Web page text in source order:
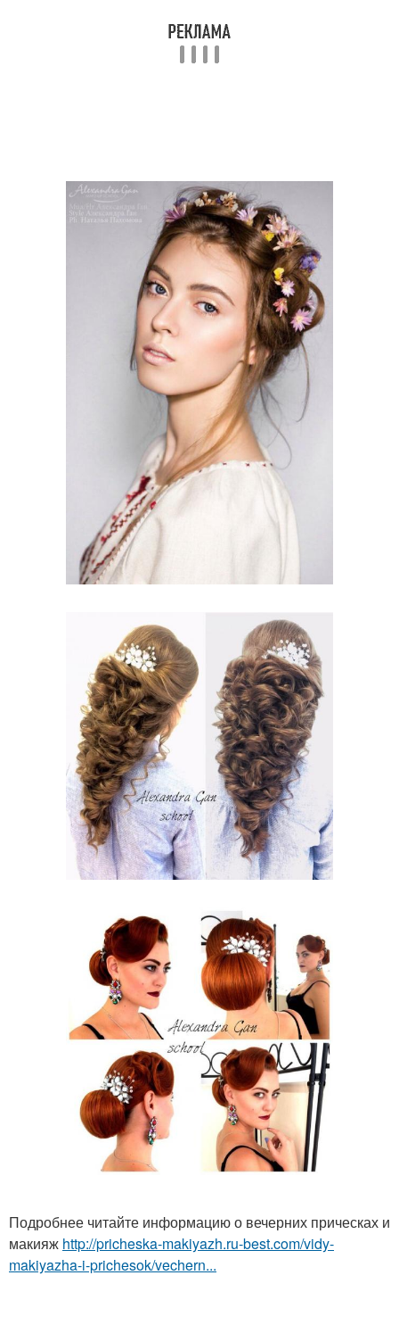
Подробнее читайте информацию о вечерних прическах и
макияж http://pricheska-makiyazh.ru-best.com/vidy-
makiyazha-i-prichesok/vechern...